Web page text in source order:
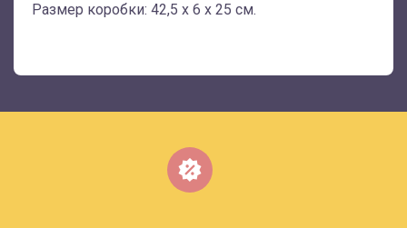
Размер коробки: 42,5 х 6 х 25 см.